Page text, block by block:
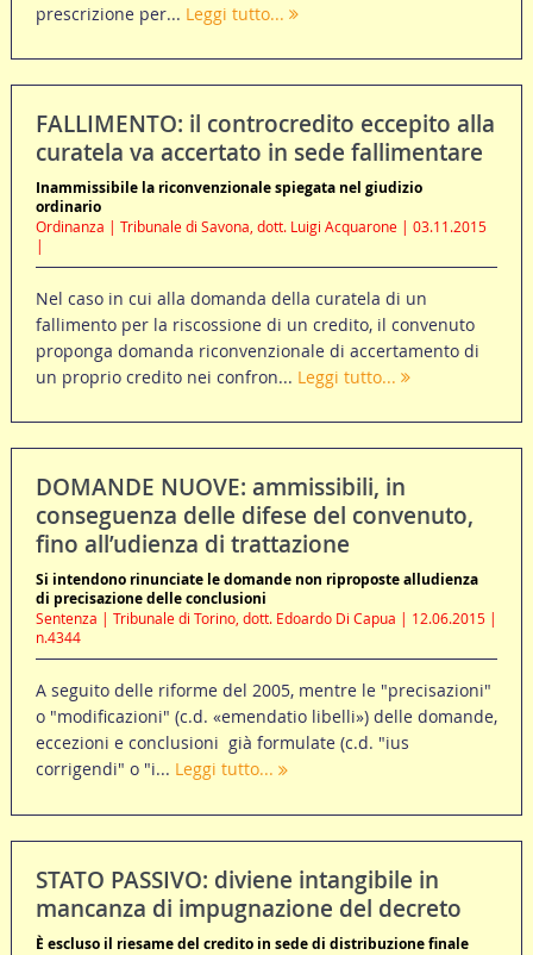
prescrizione per... Leggi tutto...
FALLIMENTO: il controcredito eccepito alla
curatela va accertato in sede fallimentare
Inammissibile la riconvenzionale spiegata nel giudizio
ordinario
Ordinanza | Tribunale di Savona, dott. Luigi Acquarone | 03.11.2015
|
Nel caso in cui alla domanda della curatela di un
fallimento per la riscossione di un credito, il convenuto
proponga domanda riconvenzionale di accertamento di
un proprio credito nei confron... Leggi tutto...
DOMANDE NUOVE: ammissibili, in
conseguenza delle difese del convenuto,
fino all’udienza di trattazione
Si intendono rinunciate le domande non riproposte alludienza
di precisazione delle conclusioni
Sentenza | Tribunale di Torino, dott. Edoardo Di Capua | 12.06.2015 |
n.4344
A seguito delle riforme del 2005, mentre le "precisazioni"
o "modificazioni" (c.d. «emendatio libelli») delle domande,
eccezioni e conclusioni già formulate (c.d. "ius
corrigendi" o "i... Leggi tutto...
STATO PASSIVO: diviene intangibile in
mancanza di impugnazione del decreto
È escluso il riesame del credito in sede di distribuzione finale